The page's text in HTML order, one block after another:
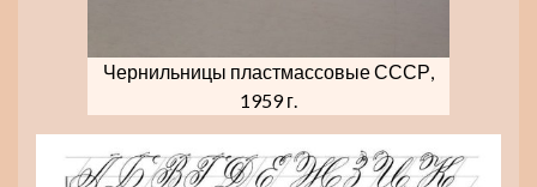
Чернильницы пластмассовые СССР,
1959 г.